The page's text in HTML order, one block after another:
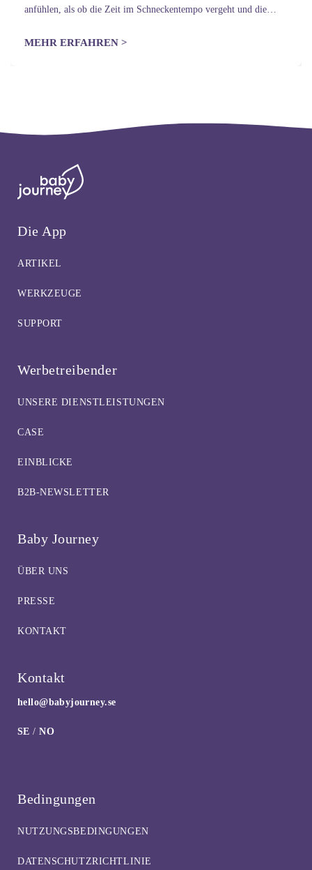
anfühlen, als ob die Zeit im Schneckentempo vergeht und die
MEHR ERFAHREN >
Die App
ARTIKEL
WERKZEUGE
SUPPORT
Werbetreibender
UNSERE DIENSTLEISTUNGEN
CASE
EINBLICKE
B2B-NEWSLETTER
Baby Journey
ÜBER UNS
PRESSE
KONTAKT
Kontakt
hello@babyjourney.se
SE /NO
Bedingungen
NUTZUNGSBEDINGUNGEN
DATENSCHUTZRICHTLINIE